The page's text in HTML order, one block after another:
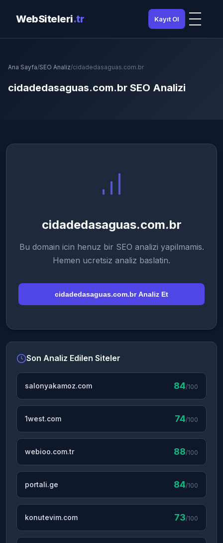
WebSiteleri.tr Kayıt Ol
Ana Sayfa/SEO Analiz/cidadedasaguas.com.br
cidadedasaguas.com.br SEO Analizi
cidadedasaguas.com.br
Bu domain icin henuz bir SEO analizi yapilmamis.
Hemen ucretsiz analiz baslatin.
cidadedasaguas.com.br Analiz Et
Son Analiz Edilen Siteler
salonyakamoz.com 84/100
1west.com 74/100
webioo.com.tr 88/100
portali.ge 84/100
konutevim.com 73/100